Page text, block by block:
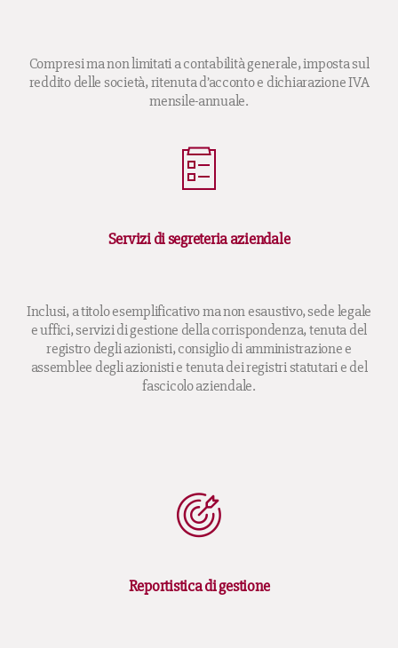
Compresi ma non limitati a contabilità generale, imposta sul
reddito delle società, ritenuta d’acconto e dichiarazione IVA
mensile-annuale.
Servizi di segreteria aziendale
Inclusi, a titolo esemplificativo ma non esaustivo, sede legale
e uffici, servizi di gestione della corrispondenza, tenuta del
registro degli azionisti, consiglio di amministrazione e
assemblee degli azionisti e tenuta dei registri statutari e del
fascicolo aziendale.
Reportistica di gestione